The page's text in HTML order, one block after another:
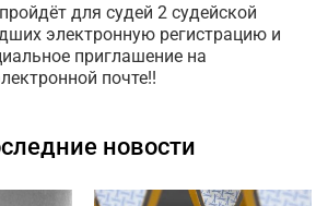
для судей 2 судейской
электронную регистрацию и
приглашение на
почте!!
новости